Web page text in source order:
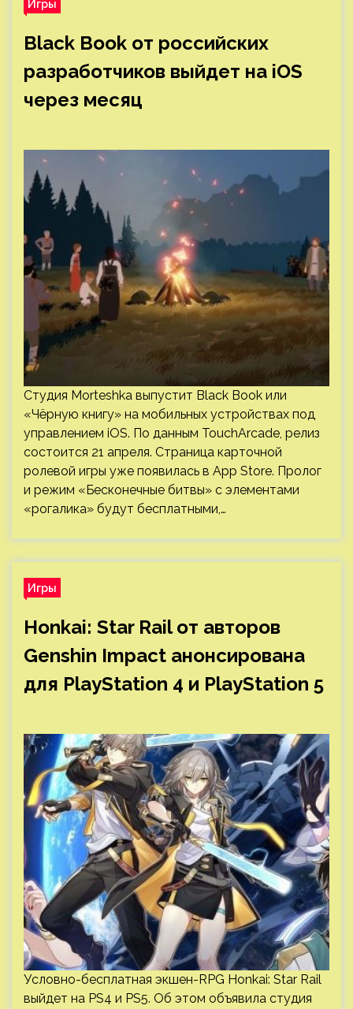
Игры
Black Book от российских
разработчиков выйдет на iOS
через месяц
Студия Morteshka выпустит Black Book или
«Чёрную книгу» на мобильных устройствах под
управлением iOS. По данным TouchArcade, релиз
состоится 21 апреля. Страница карточной
ролевой игры уже появилась в App Store. Пролог
и режим «Бесконечные битвы» с элементами
«рогалика» будут бесплатными,…
Игры
Honkai: Star Rail от авторов
Genshin Impact анонсирована
для PlayStation 4 и PlayStation 5
Условно-бесплатная экшен-RPG Honkai: Star Rail
выйдет на PS4 и PS5. Об этом объявила студия